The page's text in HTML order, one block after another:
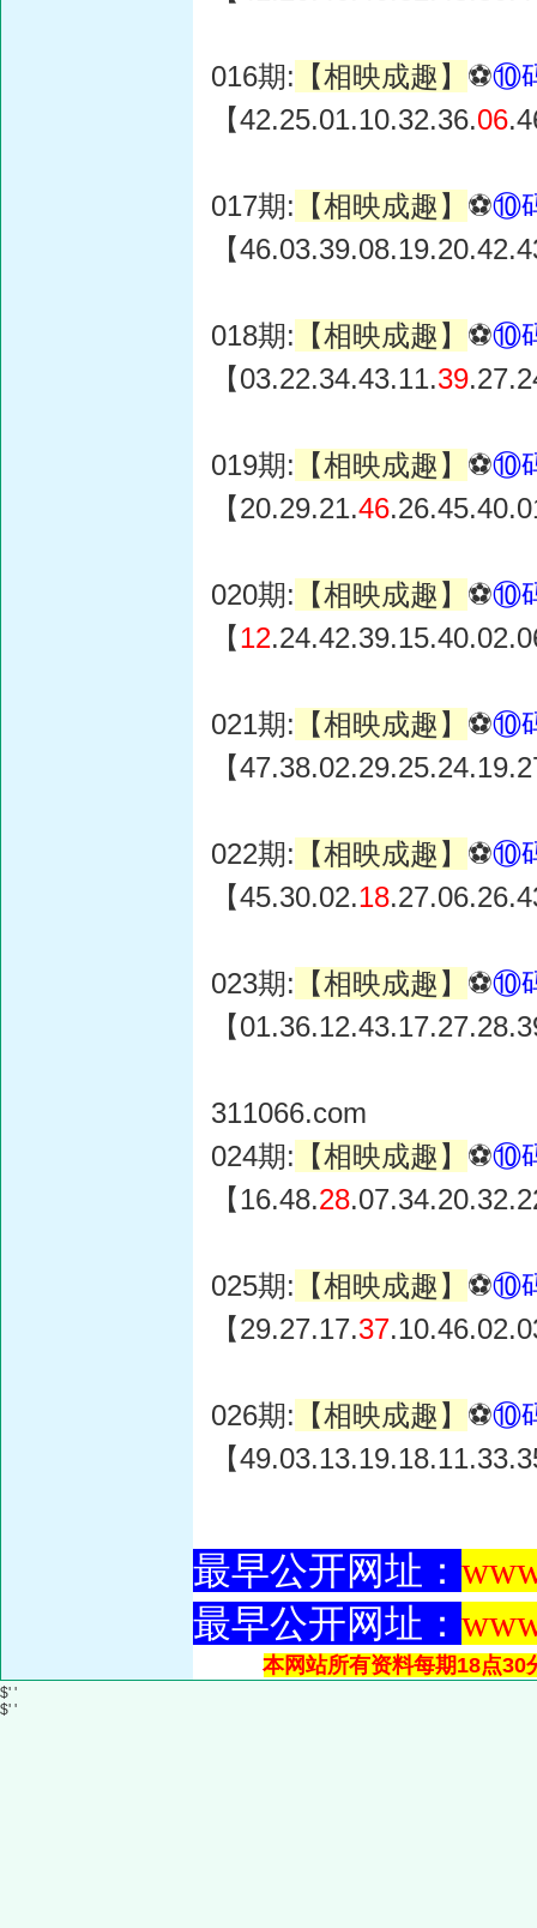
016期: 【相映成趣】 ⚽⑩
【42.25.01.10.32.36.06
017期: 【相映成趣】 ⚽⑩
【
018期: 【相映成趣】 ⚽⑩
【03.22.34.43.11.39
019期: 【相映成趣】 ⚽⑩
【20.29.21.46
020期: 【相映成趣】 ⚽⑩
【12
021期: 【相映成趣】 ⚽⑩
【
022期: 【相映成趣】 ⚽⑩
【45.30.02.18
023期: 【相映成趣】 ⚽⑩
【
311066.com
024期: 【相映成趣】 ⚽⑩
【16.48.28
025期: 【相映成趣】 ⚽⑩
【29.27.17.37
026期: 【相映成趣】 ⚽⑩
【
最早公开网址：
最早公开网址：
本网站所有资料每期18点
$' '
$' '